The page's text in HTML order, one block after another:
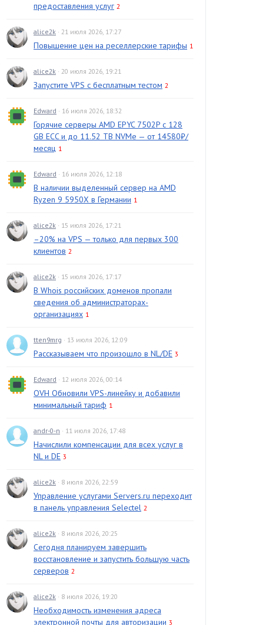
предоставления услуг 2
alice2k · 21 июля 2026, 17:27
Повышение цен на реселлерские тарифы 1
alice2k · 20 июля 2026, 19:21
Запустите VPS с бесплатным тестом 2
Edward · 16 июля 2026, 18:32
Горячие серверы AMD EPYC 7502P с 128
GB ECC и до 11.52 TB NVMe — от 14580₽/
месяц 1
Edward · 16 июля 2026, 12:18
В наличии выделенный сервер на AMD
Ryzen 9 5950X в Германии 1
alice2k · 15 июля 2026, 17:21
–20% на VPS — только для первых 300
клиентов 2
alice2k · 15 июля 2026, 17:17
В Whois российских доменов пропали
сведения об администраторах-
организациях 1
tten9mrg · 13 июля 2026, 12:09
Рассказываем что произошло в NL/DE 3
Edward · 12 июля 2026, 00:14
OVH Обновили VPS-линейку и добавили
минимальный тариф 1
andr-0-n · 11 июля 2026, 17:48
Начислили компенсации для всех услуг в
NL и DE 3
alice2k · 8 июля 2026, 22:59
Управление услугами Servers.ru переходит
в панель управления Selectel 2
alice2k · 8 июля 2026, 20:25
Сегодня планируем завершить
восстановление и запустить большую часть
серверов 2
alice2k · 8 июля 2026, 19:20
Необходимость изменения адреса
электронной почты для авторизации 3